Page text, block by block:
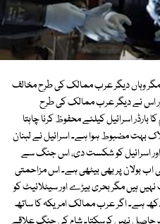
مگر وہاں دیگر عرب ممالک کی طرح مخالف
اور اس نے دیگر عرب ممالک کی طرح
بارڈر اسرائیل کیلئے محفوظ کرنا چاہتا
مضبوط ہوا ہے۔ اسرائیل نے لبنان
اور اسرائیل کو شکست دی، اس جنگ سے
بولان پر بھی بیٹھی ہے۔ اس مزاحمتی
ہیں مگر بحری بیڑے اور سیٹلائیٹ کو
ہے۔ اگر عرب ممالک امریکہ کا ساتھ